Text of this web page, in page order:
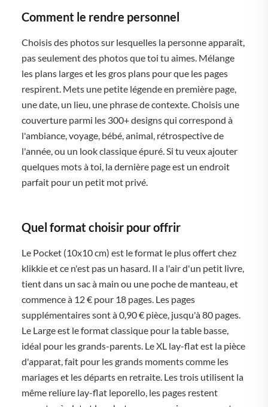
Comment le rendre personnel
Choisis des photos sur lesquelles la personne apparaît,
pas seulement des photos que toi tu aimes. Mélange
les plans larges et les gros plans pour que les pages
respirent. Mets une petite légende en première page,
une date, un lieu, une phrase de contexte. Choisis une
couverture parmi les 300+ designs qui correspond à
l'ambiance, voyage, bébé, animal, rétrospective de
l'année, ou un look classique épuré. Si tu veux ajouter
quelques mots à toi, la dernière page est un endroit
parfait pour un petit mot privé.
Quel format choisir pour offrir
Le Pocket (10x10 cm) est le format le plus offert chez
klikkie et ce n'est pas un hasard. Il a l'air d'un petit livre,
tient dans un sac à main ou une poche de manteau, et
commence à 12 € pour 18 pages. Les pages
supplémentaires sont à 0,90 € pièce, jusqu'à 80 pages.
Le Large est le format classique pour la table basse,
idéal pour les grands-parents. Le XL lay-flat est la pièce
d'apparat, fait pour les grands moments comme les
mariages et les départs en retraite. Les trois utilisent la
même reliure lay-flat leporello, les pages restent